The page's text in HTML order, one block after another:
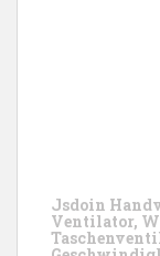
Jsdoin
Ventilator,